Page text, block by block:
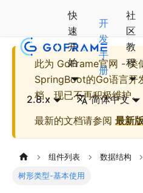
快
速
开
始
开
发
手
册
社
区
教
程
2.8.x 简体中文
此为 GoFrame官网 - 类
SpringBoot的Go语言开
档，现已不再积极维护。
最新的文档请参阅 最新
组件列表 数据结构
树形类型-基本使用